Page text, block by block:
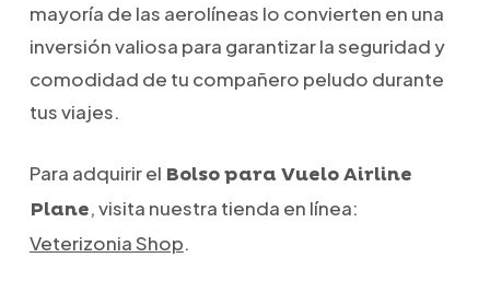
mayoría de las aerolíneas lo convierten en una
inversión valiosa para garantizar la seguridad y
comodidad de tu compañero peludo durante
tus viajes.
Para adquirir el Bolso para Vuelo Airline
Plane, visita nuestra tienda en línea:
Veterizonia Shop.